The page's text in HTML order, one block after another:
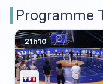
Programme
21h10